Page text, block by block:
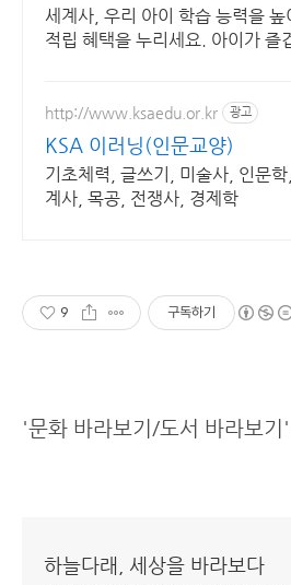
세계사, 우리 아이 학습 능력을 높
적립 혜택을 누리세요. 아이가 즐
http://www.ksaedu.or.kr 광고
KSA 이러닝(인문교양)
기초체력, 글쓰기, 미술사, 인문학
계사, 목공, 전쟁사, 경제학
9 구독하기
'문화 바라보기/도서 바라보기
하늘다래, 세상을 바라보다